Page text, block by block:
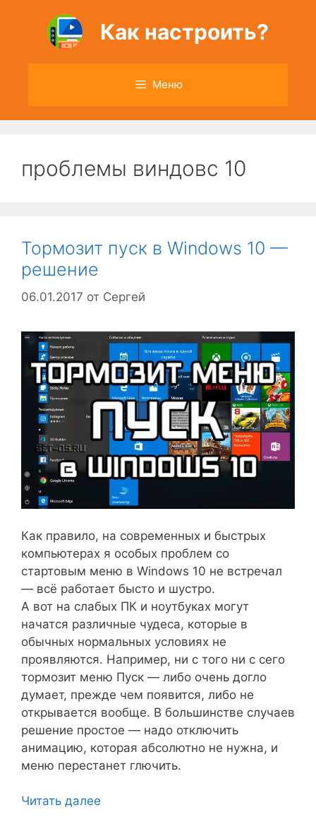
содержимому
Как настроить?
Меню
проблемы виндовс 10
Тормозит пуск в Windows 10 —
решение
06.01.2017 от Сергей
Как правило, на современных и быстрых
компьютерах я особых проблем со
стартовым меню в Windows 10 не встречал
— всё работает бысто и шустро.
А вот на слабых ПК и ноутбуках могут
начатся различные чудеса, которые в
обычных нормальных условиях не
проявляются. Например, ни с того ни с сего
тормозит меню Пуск — либо очень догло
думает, прежде чем появится, либо не
открывается вообще. В большинстве случаев
решение простое — надо отключить
анимацию, которая абсолютно не нужна, и
меню перестанет глючить.
Читать далее